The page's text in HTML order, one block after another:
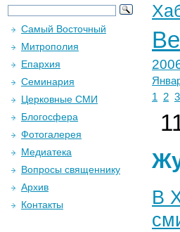
1
2 3
В
Самый Восточный
Митрополия
Епархия
Семинария
Церковные СМИ
Блогосфера
Фотогалерея
Медиатека
Вопросы священнику
Архив
Контакты